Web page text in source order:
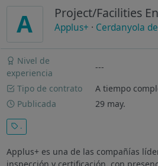
A Project/Facilities
Applus+ · Cerdanyola
Nivel de
experiencia
---
Tipo de contrato
A tiempo
Publicada
29 may.
.
Applus+ es una de las compañías
inspección y certificación, con